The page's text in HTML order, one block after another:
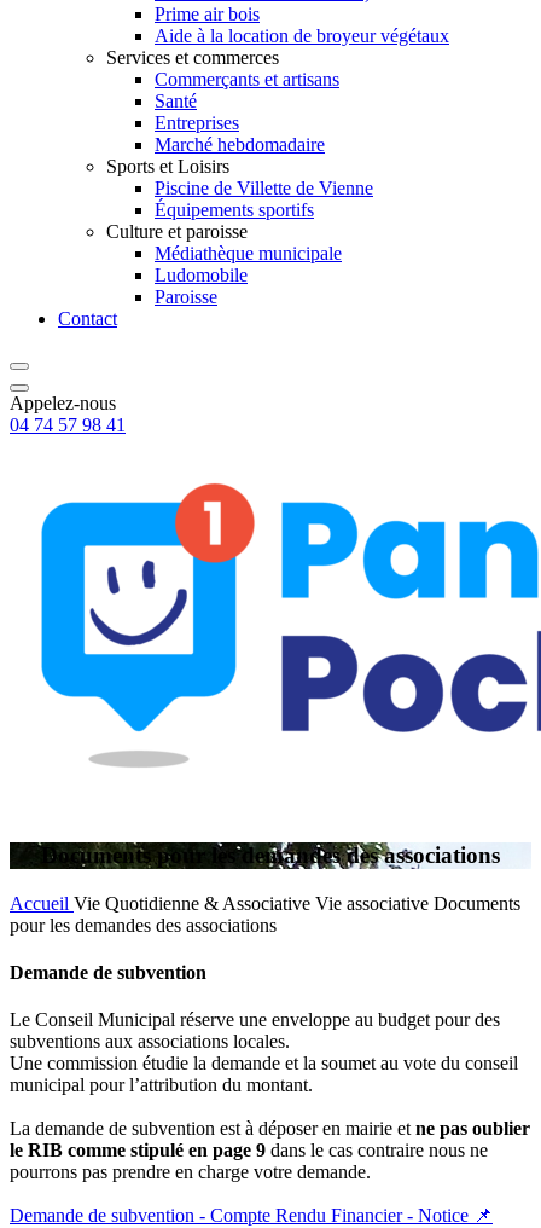
Prime air bois
Aide à la location de broyeur végétaux
Services et commerces
Commerçants et artisans
Santé
Entreprises
Marché hebdomadaire
Sports et Loisirs
Piscine de Villette de Vienne
Équipements sportifs
Culture et paroisse
Médiathèque municipale
Ludomobile
Paroisse
Contact
Appelez-nous
04 74 57 98 41
Documents pour les demandes des associations
Accueil Vie Quotidienne & Associative Vie associative Documents
pour les demandes des associations
Demande de subvention
Le Conseil Municipal réserve une enveloppe au budget pour des
subventions aux associations locales.
Une commission étudie la demande et la soumet au vote du conseil
municipal pour l’attribution du montant.
La demande de subvention est à déposer en mairie et ne pas oublier
le RIB comme stipulé en page 9 dans le cas contraire nous ne
pourrons pas prendre en charge votre demande.
Demande de subvention - Compte Rendu Financier - Notice 📌